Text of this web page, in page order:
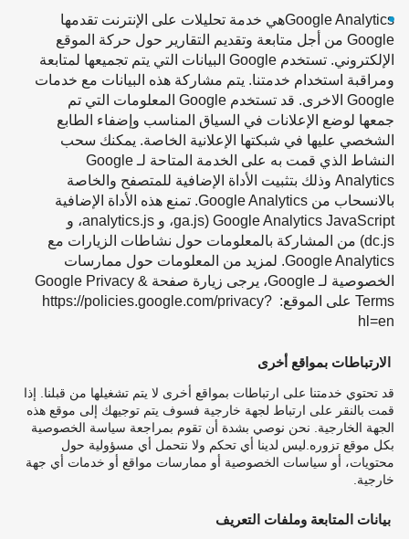
Google Analyticsهي خدمة تحليلات على الإنترنت تقدمها
Google من أجل متابعة وتقديم التقارير حول حركة الموقع
الإلكتروني. تستخدم Google البيانات التي يتم تجميعها لمتابعة
ومراقبة استخدام خدمتنا. يتم مشاركة هذه البيانات مع خدمات
Google الاخرى. قد تستخدم Google المعلومات التي تم
جمعها لوضع الإعلانات في السياق المناسب وإضفاء الطابع
الشخصي عليها في شبكتها الإعلانية الخاصة. يمكنك سحب
النشاط الذي قمت به على الخدمة المتاحة لـ Google
Analytics وذلك بتثبيت الأداة الإضافية للمتصفح والخاصة
بالانسحاب من Google Analytics. تمنع هذه الأداة الإضافية
Google Analytics JavaScript (ga.js، و analytics.js، و
dc.js) من المشاركة بالمعلومات حول نشاطات الزيارات مع
Google Analytics. لمزيد من المعلومات حول ممارسات
الخصوصية لـ Google، يرجى زيارة صفحة Google Privacy &
Terms على الموقع:
https://policies.google.com/privacy?
hl=en
الارتباطات بمواقع أخرى
قد تحتوي خدمتنا على ارتباطات بمواقع أخرى لا يتم تشغيلها من قبلنا. إذا
قمت بالنقر على ارتباط لجهة خارجية فسوف يتم توجيهك إلى موقع هذه
الجهة الخارجية. نحن نوصي بشدة أن تقوم بمراجعة سياسة الخصوصية
بكل موقع تزوره.ليس لدينا أي تحكم ولا نتحمل أي مسؤولية حول
محتويات، أو سياسات الخصوصية أو ممارسات مواقع أو خدمات أي جهة
خارجية.
بيانات المتابعة وملفات التعريف